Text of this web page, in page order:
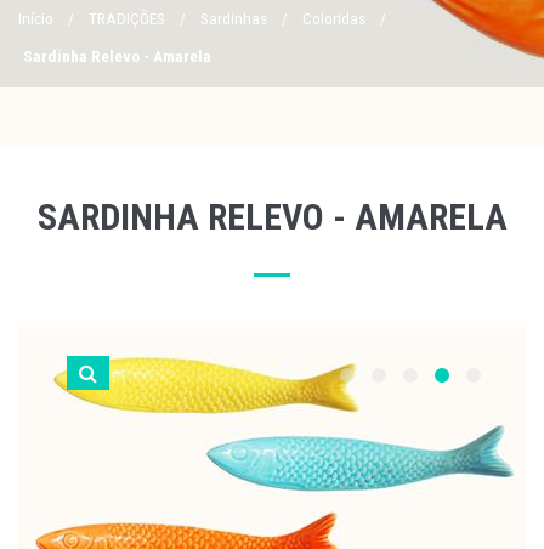
Início / TRADIÇÕES / Sardinhas / Coloridas /
Sardinha Relevo - Amarela
SARDINHA RELEVO - AMARELA